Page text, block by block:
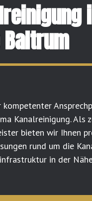
Baltrum
kompetenter
Kanalreinigung. Als
bieten wir Ihnen
rund um die
in der